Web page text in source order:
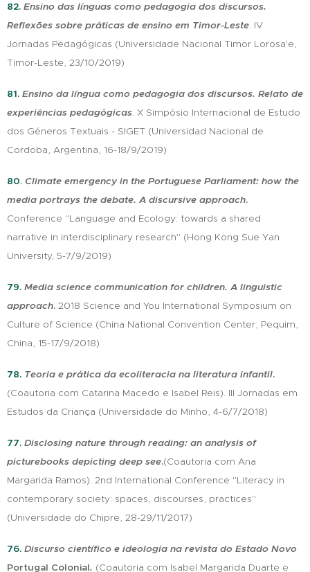
82. Ensino das línguas como pedagogia dos discursos.
Reflexões sobre práticas de ensino em Timor-Leste. IV
Jornadas Pedagógicas (Universidade Nacional Timor Lorosa'e,
Timor-Leste, 23/10/2019)
81. Ensino da língua como pedagogia dos discursos. Relato de
experiências pedagógicas. X Simpósio Internacional de Estudo
dos Géneros Textuais - SIGET (Universidad Nacional de
Cordoba, Argentina, 16-18/9/2019)
80. Climate emergency in the Portuguese Parliament: how the
media portrays the debate. A discursive approach.
Conference "Language and Ecology: towards a shared
narrative in interdisciplinary research" (Hong Kong Sue Yan
University, 5-7/9/2019)
79. Media science communication for children. A linguistic
approach. 2018 Science and You International Symposium on
Culture of Science (China National Convention Center, Pequim,
China, 15-17/9/2018)
78. Teoria e prática da ecoliteracia na literatura infantil.
(Coautoria com Catarina Macedo e Isabel Reis). III Jornadas em
Estudos da Criança (Universidade do Minho, 4-6/7/2018)
77. Disclosing nature through reading: an analysis of
picturebooks depicting deep see.(Coautoria com Ana
Margarida Ramos). 2nd International Conference "Literacy in
contemporary society: spaces, discourses, practices"
(Universidade do Chipre, 28-29/11/2017)
76. Discurso científico e ideologia na revista do Estado Novo
Portugal Colonial. (Coautoria com Isabel Margarida Duarte e